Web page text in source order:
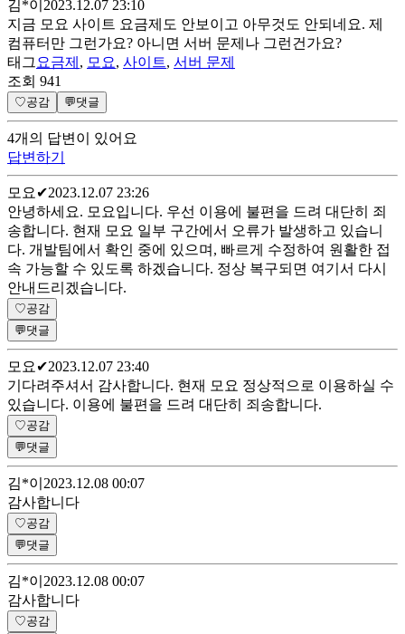
김*이 2023.12.07 23:10
지금 모요 사이트 요금제도 안보이고 아무것도 안되네요. 제
컴퓨터만 그런가요? 아니면 서버 문제나 그런건가요?
태그 요금제 , 모요, 사이트, 서버 문제
조회 941
♡공감 💬댓글
4개 의 답변이 있어요
답변하기
모요 ✔2023.12.07 23:26
안녕하세요. 모요입니다. 우선 이용에 불편을 드려 대단히 죄
송합니다. 현재 모요 일부 구간에서 오류가 발생하고 있습니
다. 개발팀에서 확인 중에 있으며, 빠르게 수정하여 원활한 접
속 가능할 수 있도록 하겠습니다. 정상 복구되면 여기서 다시
안내드리겠습니다.
♡공감
💬댓글
모요 ✔2023.12.07 23:40
기다려주셔서 감사합니다. 현재 모요 정상적으로 이용하실 수
있습니다. 이용에 불편을 드려 대단히 죄송합니다.
♡공감
💬댓글
김*이 2023.12.08 00:07
감사합니다
♡공감
💬댓글
김*이 2023.12.08 00:07
감사합니다
♡공감